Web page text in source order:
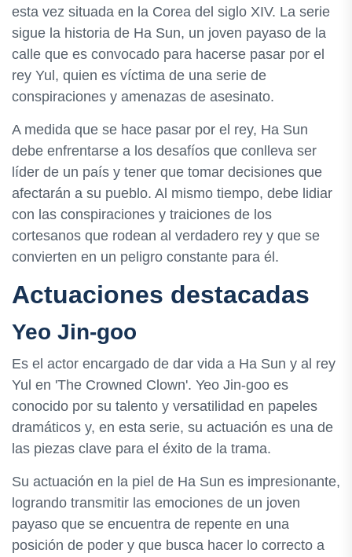
esta vez situada en la Corea del siglo XIV. La serie
sigue la historia de Ha Sun, un joven payaso de la
calle que es convocado para hacerse pasar por el
rey Yul, quien es víctima de una serie de
conspiraciones y amenazas de asesinato.
A medida que se hace pasar por el rey, Ha Sun
debe enfrentarse a los desafíos que conlleva ser
líder de un país y tener que tomar decisiones que
afectarán a su pueblo. Al mismo tiempo, debe lidiar
con las conspiraciones y traiciones de los
cortesanos que rodean al verdadero rey y que se
convierten en un peligro constante para él.
Actuaciones destacadas
Yeo Jin-goo
Es el actor encargado de dar vida a Ha Sun y al rey
Yul en 'The Crowned Clown'. Yeo Jin-goo es
conocido por su talento y versatilidad en papeles
dramáticos y, en esta serie, su actuación es una de
las piezas clave para el éxito de la trama.
Su actuación en la piel de Ha Sun es impresionante,
logrando transmitir las emociones de un joven
payaso que se encuentra de repente en una
posición de poder y que busca hacer lo correcto a